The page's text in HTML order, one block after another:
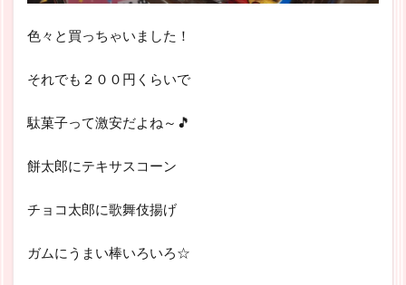
色々と買っちゃいました！
それでも２００円くらいで
駄菓子って激安だよね～🎵
餅太郎にテキサスコーン
チョコ太郎に歌舞伎揚げ
ガムにうまい棒いろいろ☆